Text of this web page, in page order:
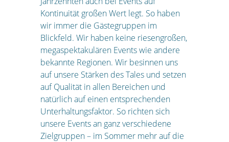
Kontinuität großen Wert legt. So haben
wir immer die Gästegruppen im
Blickfeld. Wir haben keine riesengroßen,
megaspektakulären Events wie andere
bekannte Regionen. Wir besinnen uns
auf unsere Stärken des Tales und setzen
auf Qualität in allen Bereichen und
natürlich auf einen entsprechenden
Unterhaltungsfaktor. So richten sich
unsere Events an ganz verschiedene
Zielgruppen – im Sommer mehr auf die